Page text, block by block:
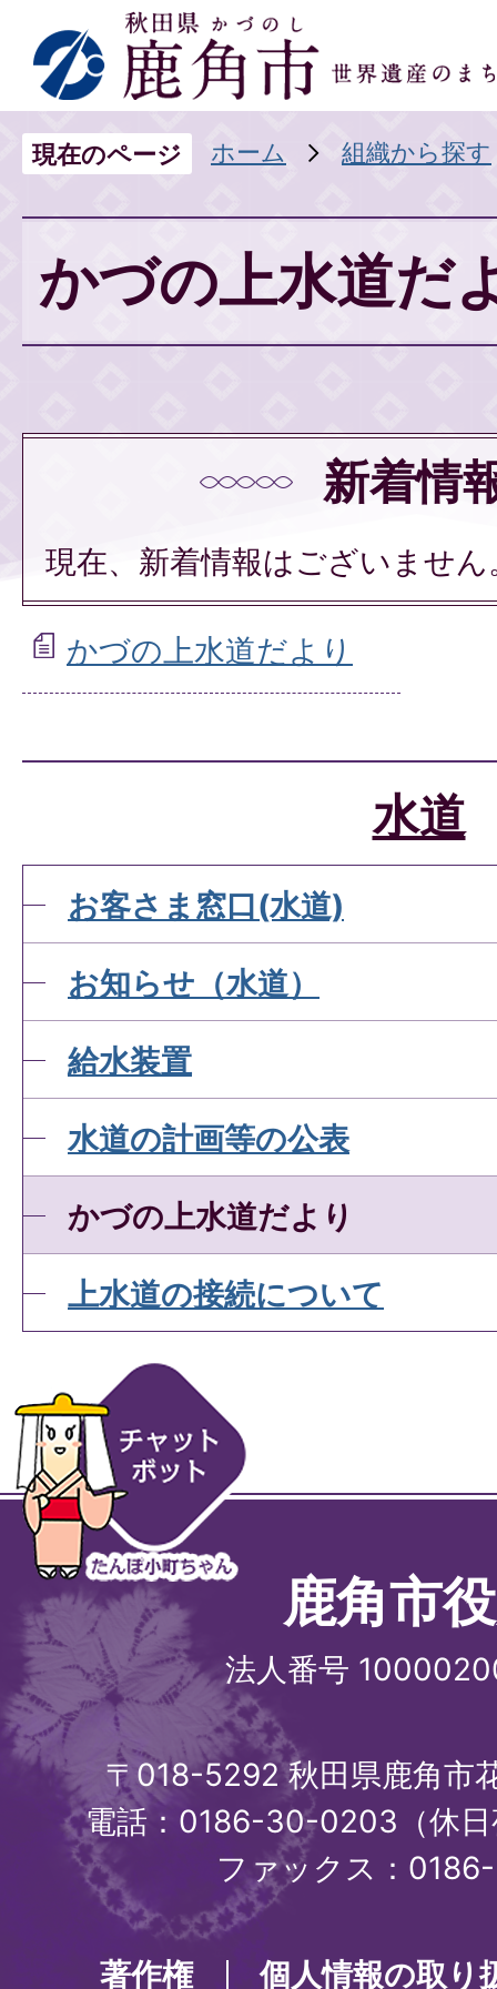
現在のページ ホーム 組織から探す
かづの上水道だ
新着情
現在、新着情報はございません
かづの上水道だより
水道
お客さま窓口(水道)
お知らせ（水道）
給水装置
水道の計画等の公表
かづの上水道だより
上水道の接続について
鹿角市
法人番号
〒018-5292 秋田県鹿角市
電話：0186-30-0203（休
ファックス：
著作権 個人情報の取り